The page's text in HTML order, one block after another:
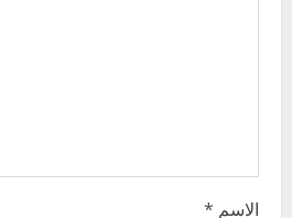
الاسم *